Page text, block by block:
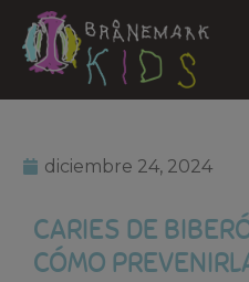
diciembre 24, 2024
CARIES DE
CÓMO